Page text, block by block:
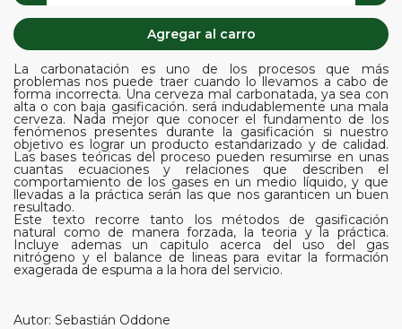
Agregar al carro
La carbonatación es uno de los procesos que más
problemas nos puede traer cuando lo llevamos a cabo de
forma incorrecta. Una cerveza mal carbonatada, ya sea con
alta o con baja gasificación. será indudablemente una mala
cerveza. Nada mejor que conocer el fundamento de los
fenómenos presentes durante la gasificación si nuestro
objetivo es lograr un producto estandarizado y de calidad.
Las bases teóricas del proceso pueden resumirse en unas
cuantas ecuaciones y relaciones que describen el
comportamiento de los gases en un medio líquido, y que
llevadas a la práctica serán las que nos garanticen un buen
resultado.
Este texto recorre tanto los métodos de gasificación
natural como de manera forzada, la teoria y la práctica.
Incluye ademas un capitulo acerca del uso del gas
nitrógeno y el balance de lineas para evitar la formación
exagerada de espuma a la hora del servicio.
Autor: Sebastián Oddone